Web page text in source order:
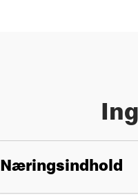
Næringsindhold